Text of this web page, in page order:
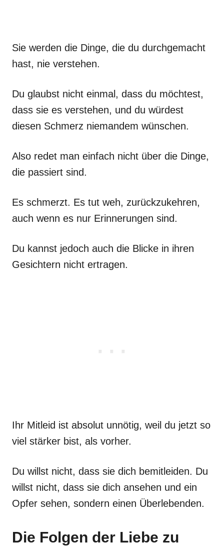
Sie werden die Dinge, die du durchgemacht
hast, nie verstehen.
Du glaubst nicht einmal, dass du möchtest,
dass sie es verstehen, und du würdest
diesen Schmerz niemandem wünschen.
Also redet man einfach nicht über die Dinge,
die passiert sind.
Es schmerzt. Es tut weh, zurückzukehren,
auch wenn es nur Erinnerungen sind.
Du kannst jedoch auch die Blicke in ihren
Gesichtern nicht ertragen.
Ihr Mitleid ist absolut unnötig, weil du jetzt so
viel stärker bist, als vorher.
Du willst nicht, dass sie dich bemitleiden. Du
willst nicht, dass sie dich ansehen und ein
Opfer sehen, sondern einen Überlebenden.
Die Folgen der Liebe zu